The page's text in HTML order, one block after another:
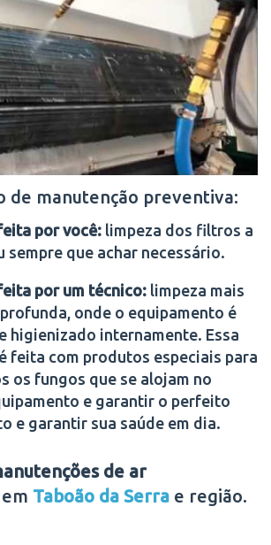
de manutenção preventiva:
por você: limpeza dos filtros a
sempre que achar necessário.
por um técnico: limpeza mais
onde o equipamento é
higienizado internamente. Essa
feita com produtos especiais para
os fungos que se alojam no
e garantir o perfeito
e garantir sua saúde em dia.
de ar
em Taboão da Serra e região.